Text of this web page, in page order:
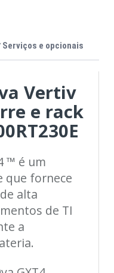
Serviços e opcionais
Vertiv
e rack
™ é um
que fornece
alta
de TI
a